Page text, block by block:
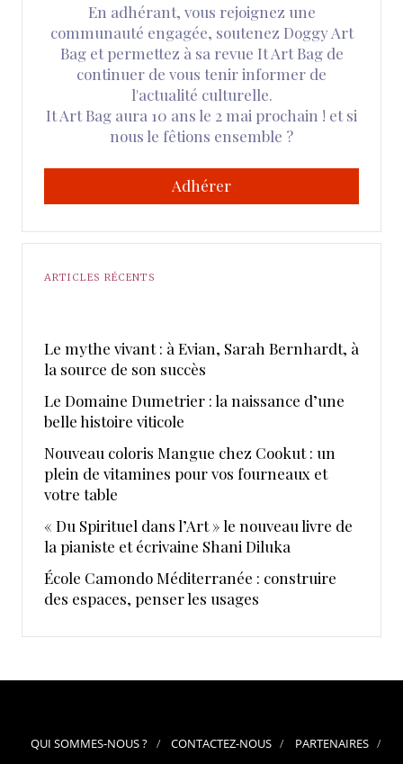
En adhérant, vous rejoignez une
communauté engagée, soutenez Doggy Art
Bag et permettez à sa revue It Art Bag de
continuer de vous tenir informer de
l'actualité culturelle.
It Art Bag aura 10 ans le 2 mai prochain ! et si
nous le fêtions ensemble ?
Adhérer
ARTICLES RÉCENTS
Le mythe vivant : à Evian, Sarah Bernhardt, à
la source de son succès
Le Domaine Dumetrier : la naissance d’une
belle histoire viticole
Nouveau coloris Mangue chez Cookut : un
plein de vitamines pour vos fourneaux et
votre table
« Du Spirituel dans l’Art » le nouveau livre de
la pianiste et écrivaine Shani Diluka
École Camondo Méditerranée : construire
des espaces, penser les usages
QUI SOMMES-NOUS ? CONTACTEZ-NOUS PARTENAIRES